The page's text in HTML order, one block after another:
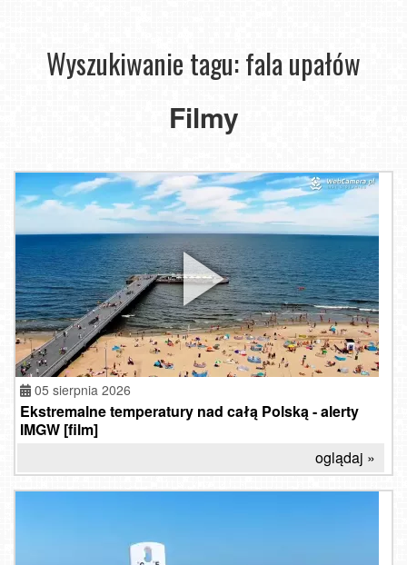
Wyszukiwanie tagu: fala upałów
Filmy
05 sierpnia 2026
Ekstremalne temperatury nad całą Polską - alerty
IMGW [film]
oglądaj »